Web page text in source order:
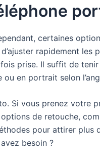
certaines
rapidement les
prise. Il suffit de
en portrait selon
Si vous prenez votre
de retouche,
pour attirer plus
besoin ?